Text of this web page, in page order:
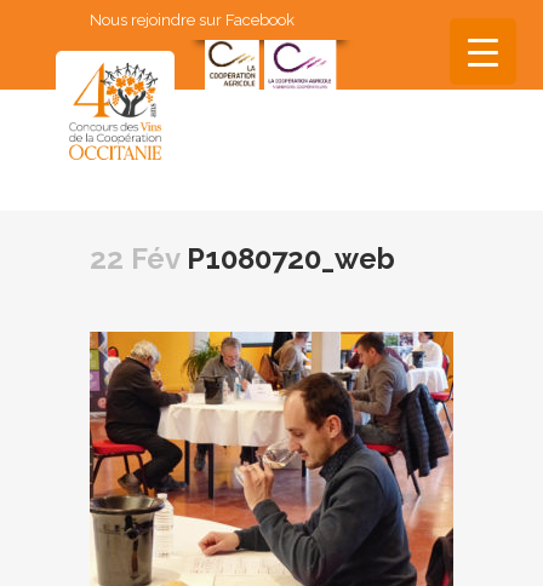
Nous rejoindre sur Facebook
22 FévP1080720_web